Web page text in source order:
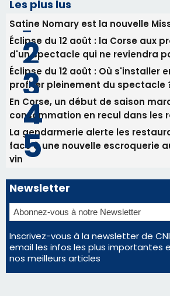
consommation en recul dans les
La gendarmerie alerte les
face à une nouvelle escroquerie
vin
Newsletter
Inscrivez-vous à la newsletter de
email les infos les plus importantes
nos meilleurs articles
Régie publicitaire
Mentions légales
Nous contacter